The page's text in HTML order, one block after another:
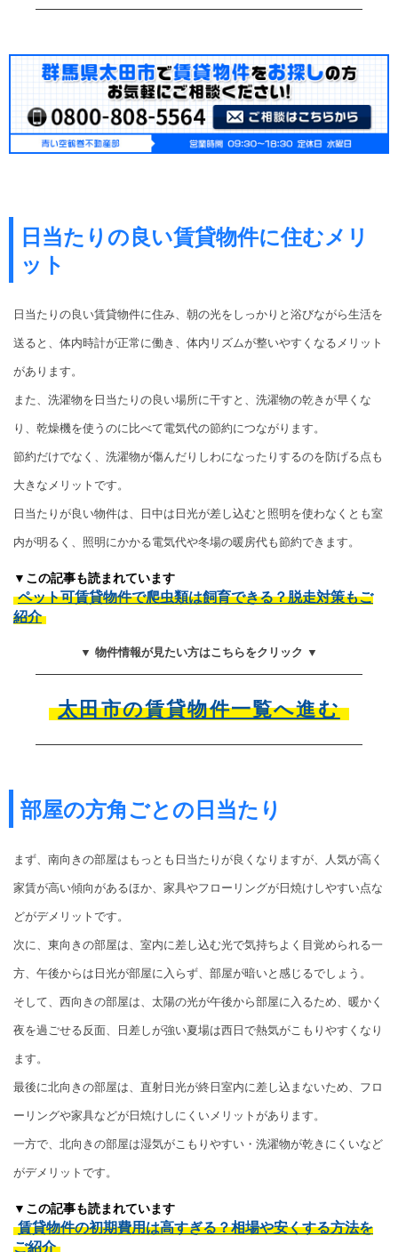
日当たりの良い賃貸物件に住むメリ
ット
日当たりの良い賃貸物件に住み、朝の光をしっかりと浴びながら生活を
送ると、体内時計が正常に働き、体内リズムが整いやすくなるメリット
があります。
また、洗濯物を日当たりの良い場所に干すと、洗濯物の乾きが早くな
り、乾燥機を使うのに比べて電気代の節約につながります。
節約だけでなく、洗濯物が傷んだりしわになったりするのを防げる点も
大きなメリットです。
日当たりが良い物件は、日中は日光が差し込むと照明を使わなくとも室
内が明るく、照明にかかる電気代や冬場の暖房代も節約できます。
▼この記事も読まれています
ペット可賃貸物件で爬虫類は飼育できる？脱走対策もご
紹介
▼ 物件情報が見たい方はこちらをクリック ▼
太田市の賃貸物件一覧へ進む
部屋の方角ごとの日当たり
まず、南向きの部屋はもっとも日当たりが良くなりますが、人気が高く
家賃が高い傾向があるほか、家具やフローリングが日焼けしやすい点な
どがデメリットです。
次に、東向きの部屋は、室内に差し込む光で気持ちよく目覚められる一
方、午後からは日光が部屋に入らず、部屋が暗いと感じるでしょう。
そして、西向きの部屋は、太陽の光が午後から部屋に入るため、暖かく
夜を過ごせる反面、日差しが強い夏場は西日で熱気がこもりやすくなり
ます。
最後に北向きの部屋は、直射日光が終日室内に差し込まないため、フロ
ーリングや家具などが日焼けしにくいメリットがあります。
一方で、北向きの部屋は湿気がこもりやすい・洗濯物が乾きにくいなど
がデメリットです。
▼この記事も読まれています
賃貸物件の初期費用は高すぎる？相場や安くする方法を
ご紹介